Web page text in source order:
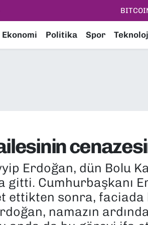
Ekonomi Politika Spor
Erdoğan, dün Bolu
gitti. Cumhurbaşkanı
ettikten sonra, faciada
namazın